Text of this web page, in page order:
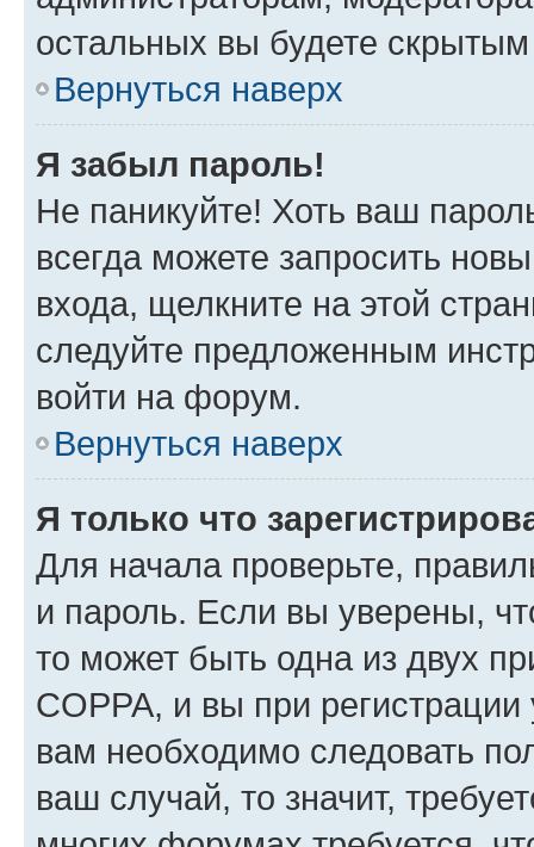
остальных вы будете
Вернуться наверх
Я забыл пароль!
Не паникуйте! Хоть ваш
всегда можете запросить
входа, щелкните на этой
следуйте предложенным
войти на форум.
Вернуться наверх
Я только что
Для начала проверьте,
и пароль. Если вы уверены,
то может быть одна из двух
COPPA, и вы при
вам необходимо следовать
ваш случай, то значит,